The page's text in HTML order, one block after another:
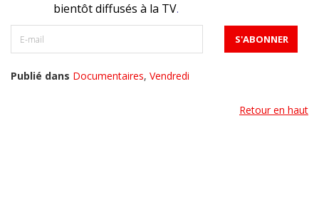
bientôt diffusés à la TV.
Publié dans Documentaires, Vendredi
Retour en haut